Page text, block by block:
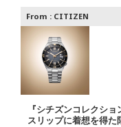
From : CITIZEN
『シチズンコレクシ
スリップに着想を得た